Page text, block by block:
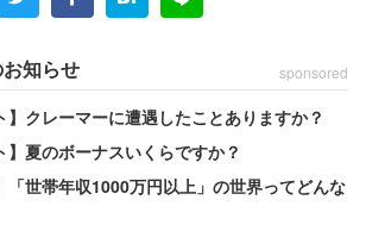
取りやすい環境です。実際に、産休
る女性社員は、短時間勤務を選ぶこ
、仕事をしながらお子さんを迎えに
ます」（その他の職種／40代後半女
円／2015年度）
知らせ sponsored
】クレーマーに遭遇したことありますか？
】夏のボーナスいくらですか？
「世帯年収1000万円以上」の世界ってどんな